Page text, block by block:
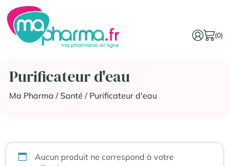
(0)
Purificateur d'eau
Ma Pharma / Santé / Purificateur d'eau
Aucun produit ne correspond à votre